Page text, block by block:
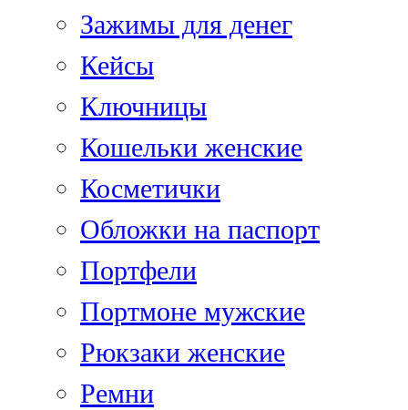
Зажимы для денег
Кейсы
Ключницы
Кошельки женские
Косметички
Обложки на паспорт
Портфели
Портмоне мужские
Рюкзаки женские
Ремни